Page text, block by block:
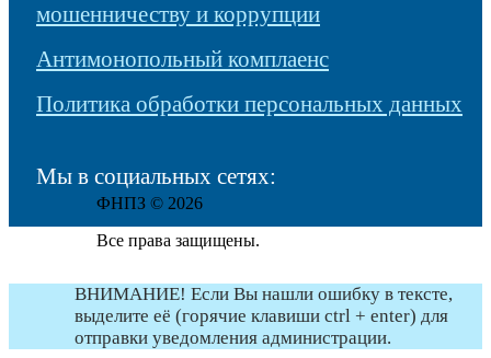
мошенничеству и коррупции
Антимонопольный комплаенс
Политика обработки персональных данных
Мы в социальных сетях:
ФНПЗ © 2026
Все права защищены.
ВНИМАНИЕ! Если Вы нашли ошибку в тексте,
выделите её (горячие клавиши ctrl + enter) для
отправки уведомления администрации.